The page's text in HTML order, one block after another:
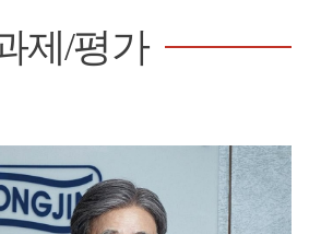
제/평가